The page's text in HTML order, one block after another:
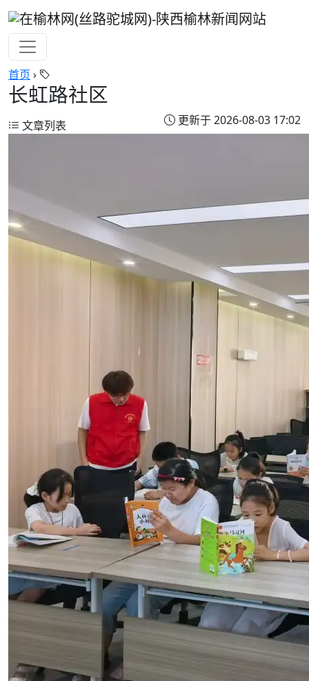
首页 ›
长虹路社区
更新于 2026-08-03 17:02
文章列表